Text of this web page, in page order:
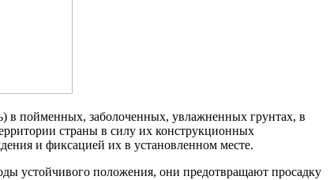
в пойменных, заболоченных, увлажненных грунтах, в
страны в силу их конструкционных
и фиксацией их в установленном месте.
устойчивого положения, они предотвращают просадку